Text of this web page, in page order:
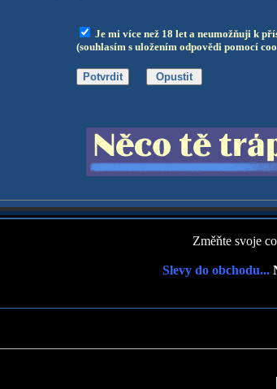
Je mi více než 18 let a neumožňuji k
(souhlasím s uložením odpovědi pomocí
Změňte svoje
Slevy do obchodu...